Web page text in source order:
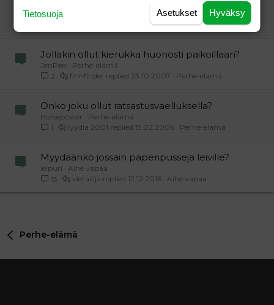
äippä
Perhe-elämä
Jollakin ollut kierukka huonosti paikoillaan?
JenPen
Perhe-elämä
2
Perhe-elämä
23.10.2007
finnfinder
Onko joku ollut ratsastusvaelluksella?
Horsepower
Perhe-elämä
1
Perhe-elämä
15.02.2006
lyydia 2001
Myydäänkö jossain paperipusseja leiville?
leipuri
Aihe vapaa
13
Aihe vapaa
12.12.2016
vierailija
Perhe-elämä
Hyväksy
Asetukset
Tietosuoja